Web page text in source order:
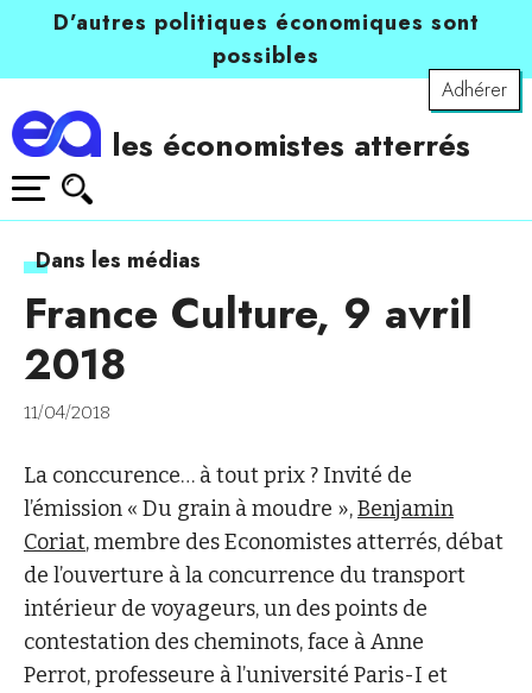
D’autres politiques économiques sont
possibles
Adhérer
les économistes atterrés
Dans les médias
France Culture, 9 avril
2018
11/04/2018
La conccurence… à tout prix ? Invité de
l’émission « Du grain à moudre »,Benjamin
Coriat, membre des Economistes atterrés, débat
de l’ouverture à la concurrence du transport
intérieur de voyageurs, un des points de
contestation des cheminots, face à Anne
Perrot, professeure à l’université Paris-I et